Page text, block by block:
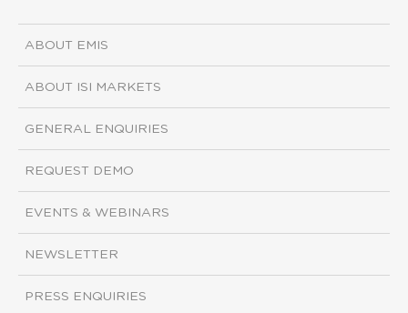
ABOUT EMIS
ABOUT ISI MARKETS
GENERAL ENQUIRIES
REQUEST DEMO
EVENTS & WEBINARS
NEWSLETTER
PRESS ENQUIRIES